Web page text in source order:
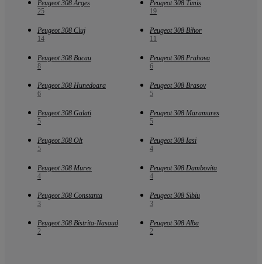
Peugeot 308 Arges
25
Peugeot 308 Timis
19
Peugeot 308 Cluj
14
Peugeot 308 Bihor
11
Peugeot 308 Bacau
8
Peugeot 308 Prahova
6
Peugeot 308 Hunedoara
6
Peugeot 308 Brasov
5
Peugeot 308 Galati
5
Peugeot 308 Maramures
5
Peugeot 308 Olt
5
Peugeot 308 Iasi
4
Peugeot 308 Mures
4
Peugeot 308 Dambovita
4
Peugeot 308 Constanta
3
Peugeot 308 Sibiu
3
Peugeot 308 Bistrita-Nasaud
2
Peugeot 308 Alba
2